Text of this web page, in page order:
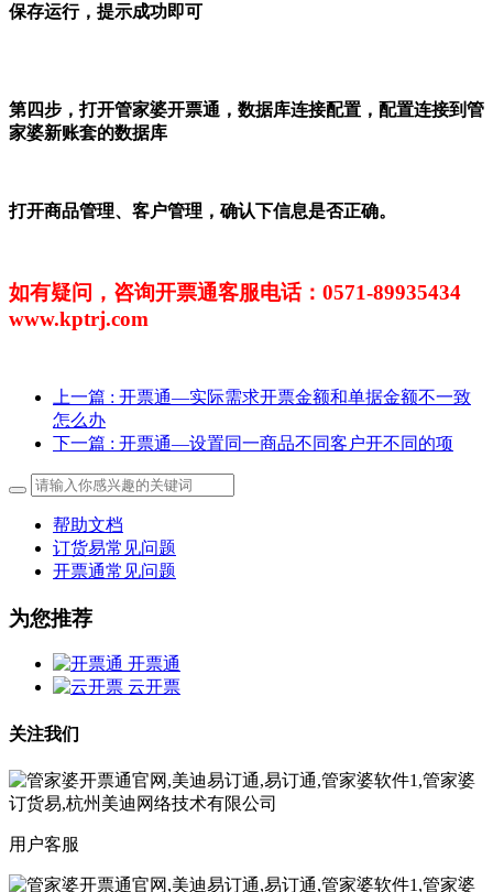
保存运行，提示成功即可
第四步，打开管家婆开票通，数据库连接配置，配置连接到管
家婆新账套的数据库
打开商品管理、客户管理，确认下信息是否正确。
如有疑问，咨询开票通客服电话：0571-89935434
www.kptrj.com
上一篇 : 开票通—实际需求开票金额和单据金额不一致
怎么办
下一篇 : 开票通—设置同一商品不同客户开不同的项
帮助文档
订货易常见问题
开票通常见问题
为您推荐
开票通
云开票
关注我们
用户客服